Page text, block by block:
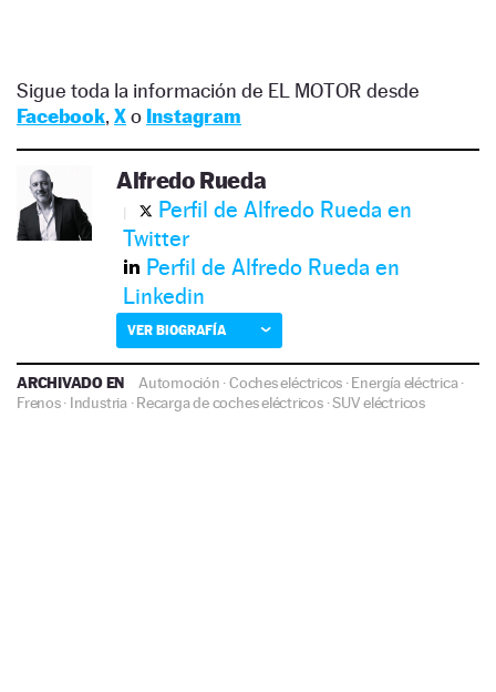
Sigue toda la información de EL MOTOR desde
Facebook, Xo Instagram
Alfredo Rueda
Perfil de Alfredo Rueda en
Twitter
Perfil de Alfredo Rueda en
Linkedin
VER BIOGRAFÍA
ARCHIVADO EN Automoción ·Coches eléctricos ·Energía eléctrica·
Frenos· Industria·Recarga de coches eléctricos·SUV eléctricos